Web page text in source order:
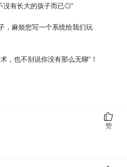
没有长大的孩子而已◎”
，麻烦您写一个系统给我们玩
，也不别说你没有那么无聊”！
赞